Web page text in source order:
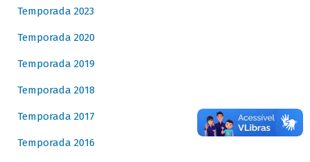
Temporada 2023
Temporada 2020
Temporada 2019
Temporada 2018
Temporada 2017
Temporada 2016